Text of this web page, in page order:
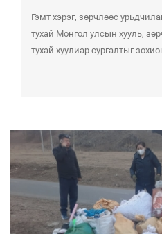
Гэмт хэрэг, зөрчлөөс
тухай Монгол улсын хууль,
тухай хуулиар сургалтыг